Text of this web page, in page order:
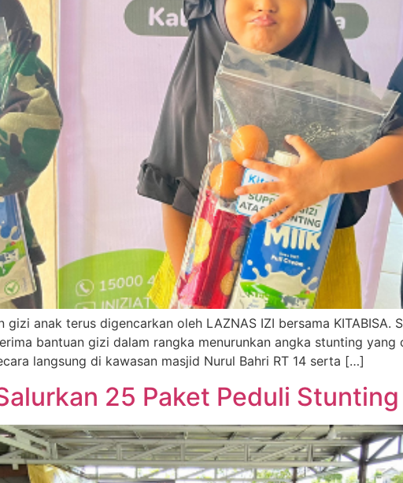
anak terus digencarkan oleh LAZNAS IZI bersama KITABISA.
bantuan gizi dalam rangka menurunkan angka stunting
langsung di kawasan masjid Nurul Bahri RT 14 serta […]
25 Paket Peduli